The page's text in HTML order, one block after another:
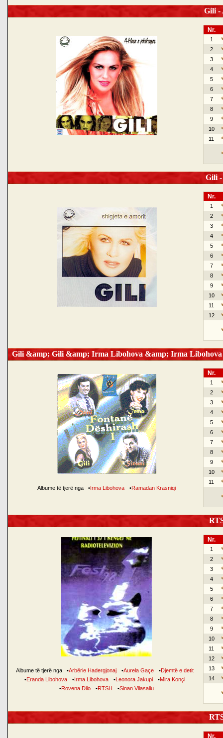
Gili -
Nr.
1
2
3
4
5
6
7
8
9
10
11
Gili
Nr.
1
2
3
4
5
6
7
8
9
10
11
12
Gili &amp; Gili &amp; Irma Libohova &amp; Irma
Albume të tjerë nga •Irma Libohova •Ramadan Krasniqi
Nr.
1
2
3
4
5
6
7
8
9
10
11
Albume të tjerë nga •Arbërie Hadergjonaj •Aurela Gaçe •Djemtë e detit
•Eranda Libohova •Irma Libohova •Leonora Jakupi •Mira Konçi
•Rovena Dilo •RTSH •Sinan Vllasaliu
Nr.
1
2
3
4
5
6
7
8
9
10
11
12
13
14
Nr.